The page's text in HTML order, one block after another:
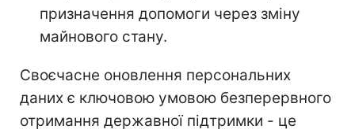
призначення допомоги через зміну
майнового стану.
Своєчасне оновлення персональних
даних є ключовою умовою безперервного
отримання державної підтримки - це